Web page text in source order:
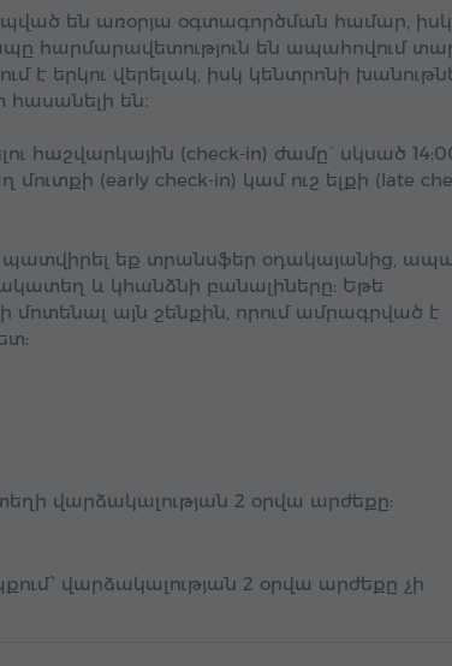
են առօրյա օգտագործման համար, իսկ
հարմարավետություն են ապահովում
է երկու վերելակ, իսկ կենտրոնի
են։
հաշվարկային (check-in) ժամը` սկսած
մուտքի (early check-in) կամ ուշ ելքի (late
եք տրանսֆեր օդակայանից,
և կհանձնի բանալիները: Եթե
այն շենքին, որում ամրագրված է
վարձակալության 2 օրվա արժեքը:
վարձակալության 2 օրվա արժեքը չի